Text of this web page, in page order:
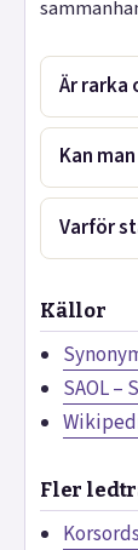
Är rarka
Kan
Varför
Källor
SAOL –
Fler